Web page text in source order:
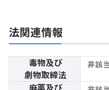
法関連情報
毒物及び
劇物取締法
非該
麻薬及び